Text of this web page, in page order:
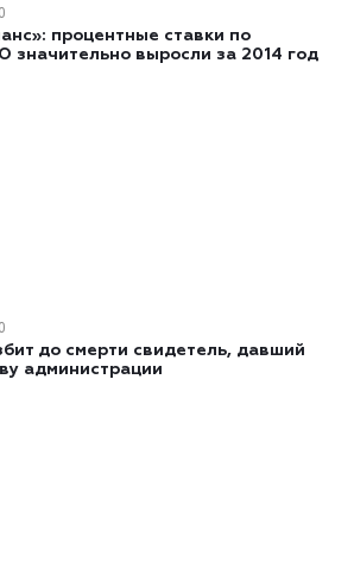
процентные ставки по
значительно выросли за 2014 год
до смерти свидетель, давший
администрации